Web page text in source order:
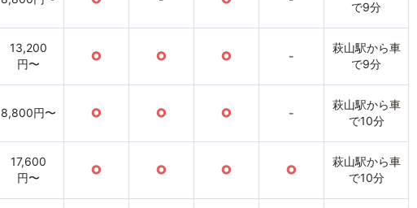
で9分
13,200
円〜
○ ○ ○ -
萩山駅から車
で9分
8,800円〜 ○ ○ ○ -
萩山駅から車
で10分
17,600
円〜
○ ○ ○ ○
萩山駅から車
で10分